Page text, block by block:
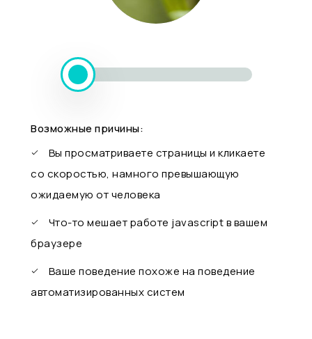
Возможные причины:
Вы просматриваете страницы и кликаете
со скоростью, намного превышающую
ожидаемую от человека
Что-то мешает работе javascript в вашем
браузере
Ваше поведение похоже на поведение
автоматизированных систем